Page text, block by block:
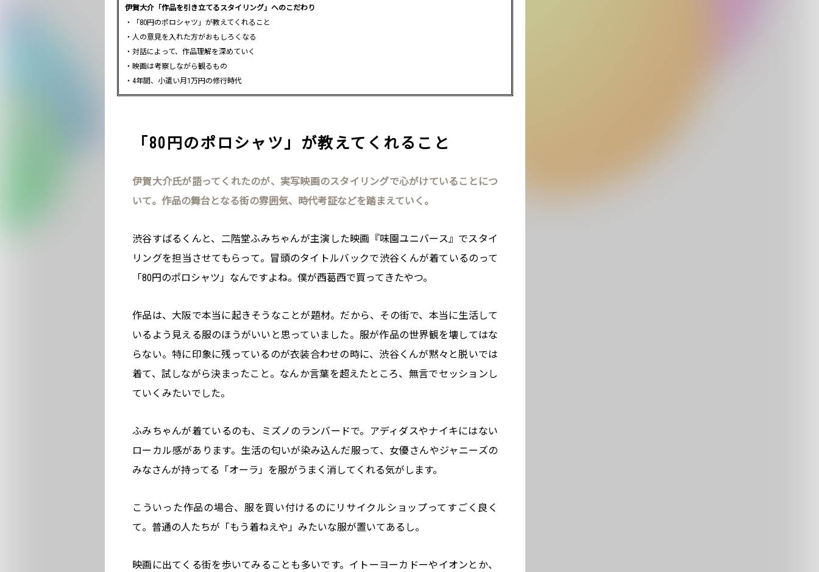
伊賀大介「作品を引き立てるスタイリング」へのこだわり
・「80円のポロシャツ」が教えてくれること
・人の意見を入れた方がおもしろくなる
・対話によって、作品理解を深めていく
・映画は考察しながら観るもの
・4年間、小遣い月1万円の修行時代
「80円のポロシャツ」が教えてくれること
伊賀大介氏が語ってくれたのが、実写映画のスタイリングで心がけていることにつ
いて。作品の舞台となる街の雰囲気、時代考証などを踏まえていく。
渋谷すばるくんと、二階堂ふみちゃんが主演した映画『味園ユニバース』でスタイ
リングを担当させてもらって。冒頭のタイトルバックで渋谷くんが着ているのって
「80円のポロシャツ」なんですよね。僕が西葛西で買ってきたやつ。
作品は、大阪で本当に起きそうなことが題材。だから、その街で、本当に生活して
いるよう見える服のほうがいいと思っていました。服が作品の世界観を壊してはな
らない。特に印象に残っているのが衣装合わせの時に、渋谷くんが黙々と脱いでは
着て、試しながら決まったこと。なんか言葉を超えたところ、無言でセッションし
ていくみたいでした。
ふみちゃんが着ているのも、ミズノのランバードで。アディダスやナイキにはない
ローカル感があります。生活の匂いが染み込んだ服って、女優さんやジャニーズの
みなさんが持ってる「オーラ」を服がうまく消してくれる気がします。
こういった作品の場合、服を買い付けるのにリサイクルショップってすごく良く
て。普通の人たちが「もう着ねえや」みたいな服が置いてあるし。
映画に出てくる街を歩いてみることも多いです。イトーヨーカドーやイオンとか、